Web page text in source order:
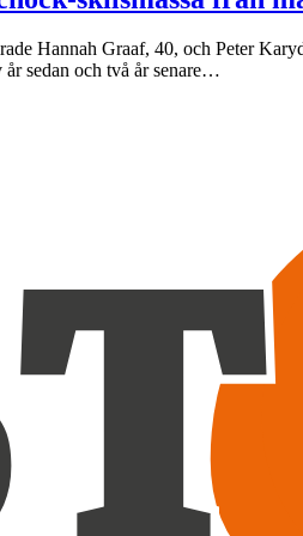
Hannah Graaf, 40, och Peter
sedan och två år senare…